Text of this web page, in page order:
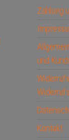
Zahlung
und
Kontakt